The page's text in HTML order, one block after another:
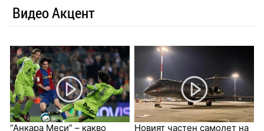
Видео Акцент
“Анкара Меси” – какво Новият частен самолет на